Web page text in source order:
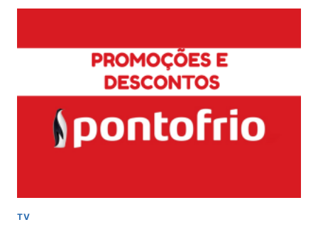
TVS
SAMSUNG
TV